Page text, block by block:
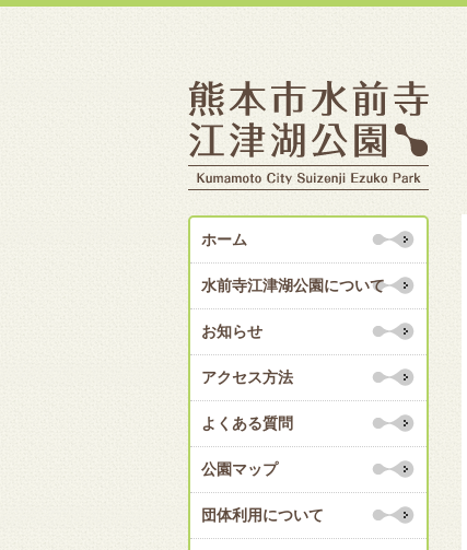
ホーム
水前寺江津湖公園について
お知らせ
アクセス方法
よくある質問
公園マップ
団体利用について